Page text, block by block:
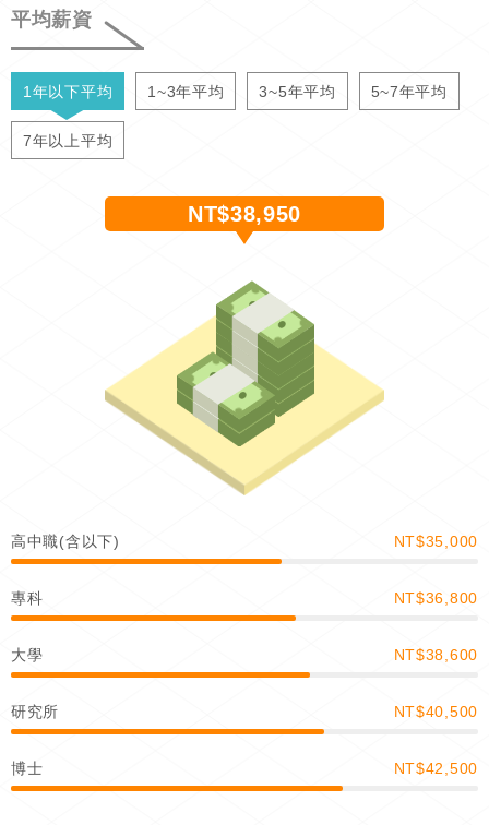
平均薪資
1年以下平均 1~3年平均 3~5年平均 5~7年平均
7年以上平均
NT$38,950
高中職(含以下) NT$35,000
專科 NT$36,800
大學 NT$38,600
研究所 NT$40,500
博士 NT$42,500